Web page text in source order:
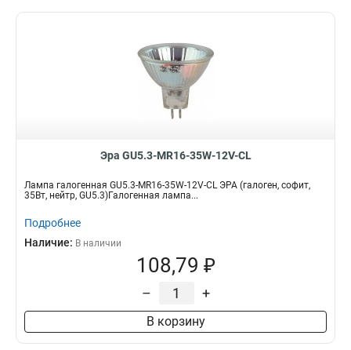
Эра GU5.3-MR16-35W-12V-CL
Лампа галогенная GU5.3-MR16-35W-12V-CL ЭРА (галоген, софит,
35Вт, нейтр, GU5.3)Галогенная лампа...
Подробнее
Наличие: В наличии
108,79 ₽
– +
В корзину